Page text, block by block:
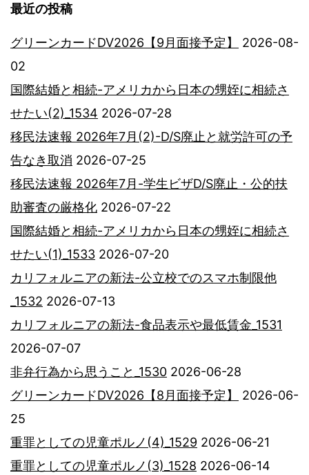
最近の投稿
グリーンカードDV2026【9月面接予定】
2026-08-
02
国際結婚と相続-アメリカから日本の甥姪に相続さ
せたい(2)_1534 2026-07-28
移民法速報 2026年7月(2)-D/S廃止と就労許可の予
告なき取消 2026-07-25
移民法速報 2026年7月-学生ビザD/S廃止・公的扶
助審査の厳格化 2026-07-22
国際結婚と相続-アメリカから日本の甥姪に相続さ
せたい(1)_1533 2026-07-20
カリフォルニアの新法-公立校でのスマホ制限他
_1532 2026-07-13
カリフォルニアの新法-食品表示や最低賃金_1531
2026-07-07
非弁行為から思うこと_1530 2026-06-28
グリーンカードDV2026【8月面接予定】
2026-06-
25
重罪としての児童ポルノ(4)_1529 2026-06-21
重罪としての児童ポルノ(3)_1528 2026-06-14